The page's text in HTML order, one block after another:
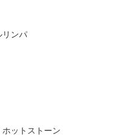
リンパ
ットストーン